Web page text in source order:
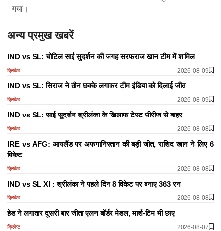
गया।
अन्य प्रमुख खबरें
IND vs SL: चोटिल साई सुदर्शन की जगह सरफराज खान टीम में शामिल
क्रिकेट 2026-08-09
IND vs SL: सिराज ने तीन छक्के लगाकर टीम इंडिया को दिलाई जीत
क्रिकेट 2026-08-09
IND vs SL: साई सुदर्शन श्रीलंका के खिलाफ टेस्ट सीरीज से बाहर
क्रिकेट 2026-08-08
IRE vs AFG: आयलैंड पर अफगानिस्तान की बड़ी जीत, राशिद खान ने लिए 6
विकेट
क्रिकेट 2026-08-08
IND vs SL XI : श्रीलंका ने पहले दिन 8 विकेट पर बनाए 363 रन
क्रिकेट 2026-08-08
हेड ने लगातार दूसरी बार जीता एलन बॉर्डर मेडल, मार्श-टिम भी छाए
क्रिकेट 2026-08-07